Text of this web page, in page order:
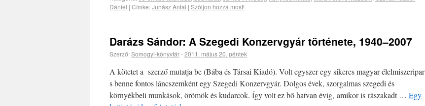
Dániel | Címke:Juhász Antal | Szóljon hozzá most!
Darázs Sándor: A Szegedi Konzervgyár története, 1940–2007
Szerző:Somogyi-könyvtár-2011. május 20. péntek
A kötetet a szerző mutatja be (Bába és Társai Kiadó). Volt egyszer egy sikeres magyar élelmiszeripar
s benne fontos láncszemként egy Szegedi Konzervgyár. Dolgos évek, szorgalmas szegedi és
környékbeli munkások, örömök és kudarcok. Így volt ez bő hatvan évig, amikor is rászakadt … Egy